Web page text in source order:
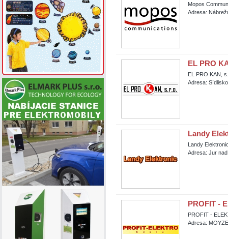
Mopos
Adresa:
EL PRO
EL PRO KAN,
Adresa:
Landy
Landy
Adresa: Jur
PROFIT -
PROFIT -
Adresa: